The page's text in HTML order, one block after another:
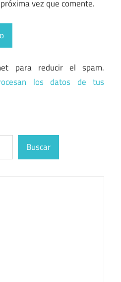
vez que comente.
para reducir el spam.
los datos de tus
Buscar